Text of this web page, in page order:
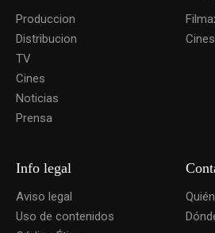
Produccion
Distribucion
TV
Cines
Noticias
Prensa
Info legal
Aviso legal
Uso de contenidos